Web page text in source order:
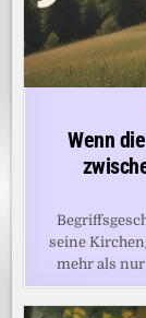
Wenn
seine
mehr als